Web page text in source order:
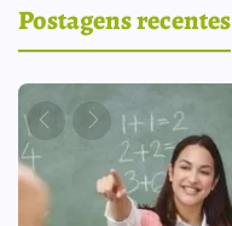
Postagens recentes